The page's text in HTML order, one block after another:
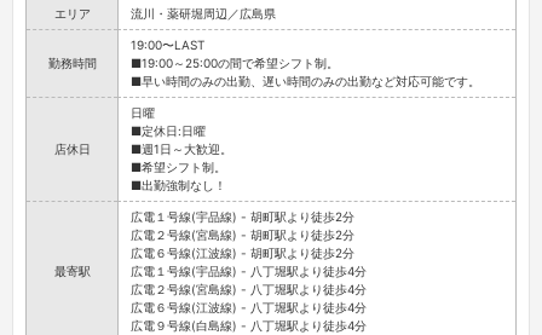
エリア 流川・薬研堀周辺／広島県
勤務時間
19:00〜LAST
■19:00～25:00の間で希望シフト制。
■早い時間のみの出勤、遅い時間のみの出勤など対応可能です。
店休日
日曜
■定休日:日曜
■週1日～大歓迎。
■希望シフト制。
■出勤強制なし！
最寄駅
広電１号線(宇品線) - 胡町駅より徒歩2分
広電２号線(宮島線) - 胡町駅より徒歩2分
広電６号線(江波線) - 胡町駅より徒歩2分
広電１号線(宇品線) - 八丁堀駅より徒歩4分
広電２号線(宮島線) - 八丁堀駅より徒歩4分
広電６号線(江波線) - 八丁堀駅より徒歩4分
広電９号線(白島線) - 八丁堀駅より徒歩4分